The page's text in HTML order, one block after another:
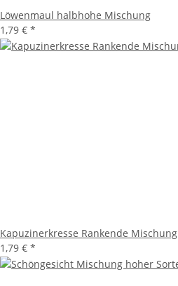
Löwenmaul halbhohe Mischung
1,79 € *
Kapuzinerkresse Rankende Mischung
1,79 € *